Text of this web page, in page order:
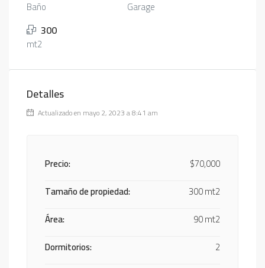
Baño Garage
300
mt2
Detalles
Actualizado en mayo 2, 2023 a 8:41 am
Precio:
$70,000
Tamaño de propiedad:
300 mt2
Área:
90 mt2
Dormitorios:
2